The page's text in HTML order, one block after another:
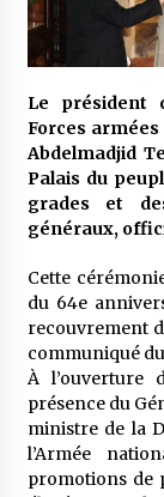
Le président
Forces
Abdelmadjid
Palais du
grades et
généraux,
Cette
du 64e
recouvrement
communiqué
À l’ouverture
présence du
ministre de la
l’Armée
promotions de